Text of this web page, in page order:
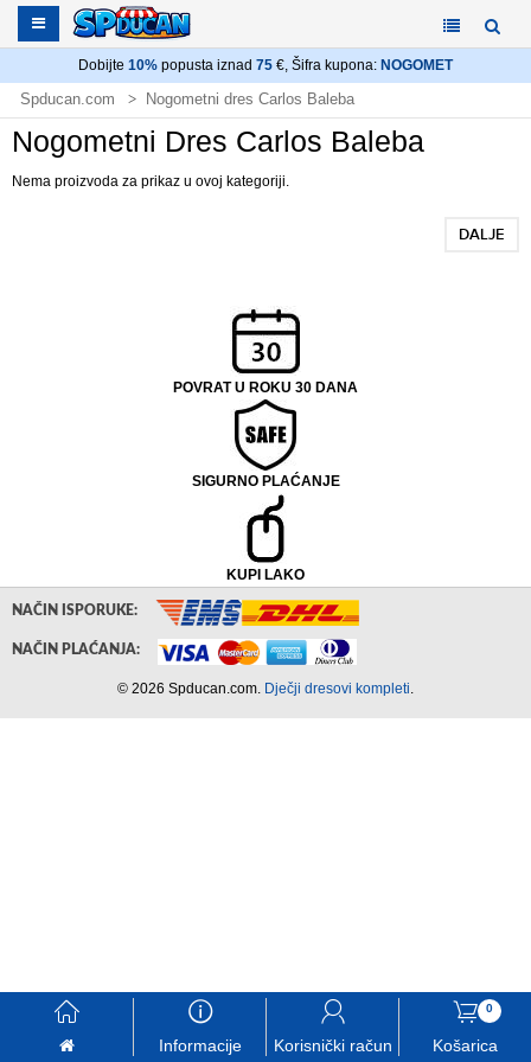
Dobijte 10% popusta iznad 75 €, Šifra kupona: NOGOMET
Spducan.com Nogometni dres Carlos Baleba
Nogometni Dres Carlos Baleba
Nema proizvoda za prikaz u ovoj kategoriji.
DALJE
POVRAT U ROKU 30 DANA
SIGURNO PLAĆANJE
KUPI LAKO
󰃱 󰈢
Informacije
󰃳
Korisnički račun
0
󰃦
Košarica
NAČIN ISPORUKE:
NAČIN PLAĆANJA:
© 2026 Spducan.com. Dječji dresovi kompleti.